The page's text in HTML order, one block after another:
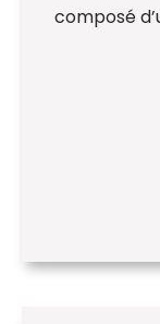
composé